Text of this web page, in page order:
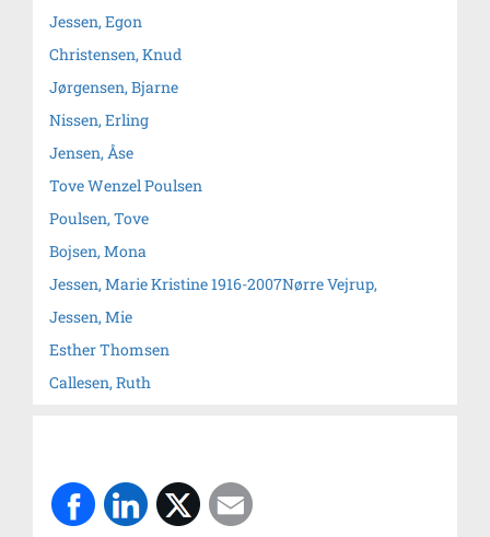
Jessen, Egon
Christensen, Knud
Jørgensen, Bjarne
Nissen, Erling
Jensen, Åse
Tove Wenzel Poulsen
Poulsen, Tove
Bojsen, Mona
Jessen, Marie Kristine 1916-2007Nørre Vejrup,
Jessen, Mie
Esther Thomsen
Callesen, Ruth